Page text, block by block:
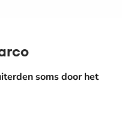
het dorp heen'
soms door het